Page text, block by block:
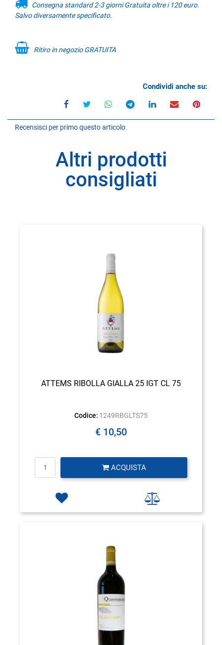
Consegna standard 2-3 giorni Gratuita oltre i 120 euro.
Salvo diversamente specificato.
Ritiro in negozio GRATUITA
Condividi anche su:
Recensisci per primo questo articolo
Altri prodotti
consigliati
ATTEMS RIBOLLA GIALLA 25 IGT CL 75
Codice: 1249RBGLTS75
€ 10,50
ACQUISTA